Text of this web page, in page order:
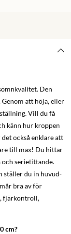
Den
att höja, eller
Vill du få
känn hur kroppen
också enklare att
till max! Du hittar
och serietittande.
ställer du in huvud-
bra av för
fjärkontroll,
cm?